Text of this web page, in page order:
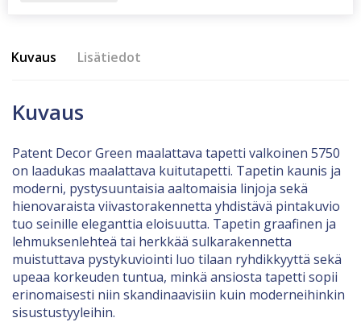
Kuvaus Lisätiedot
Kuvaus
Patent Decor Green maalattava tapetti valkoinen 5750
on laadukas maalattava kuitutapetti. Tapetin kaunis ja
moderni, pystysuuntaisia aaltomaisia linjoja sekä
hienovaraista viivastorakennetta yhdistävä pintakuvio
tuo seinille eleganttia eloisuutta. Tapetin graafinen ja
lehmuksenlehteä tai herkkää sulkarakennetta
muistuttava pystykuviointi luo tilaan ryhdikkyyttä sekä
upeaa korkeuden tuntua, minkä ansiosta tapetti sopii
erinomaisesti niin skandinaavisiin kuin moderneihinkin
sisustustyyleihin.